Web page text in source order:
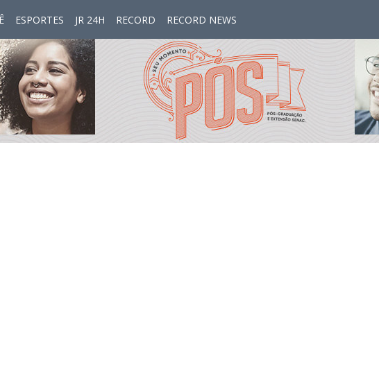
ESPORTES JR 24H RECORD RECORD NEWS